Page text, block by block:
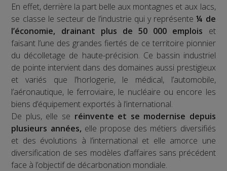
En effet, derrière la part belle aux montagnes et aux lacs,
se classe le secteur de l’industrie qui y représente¼ de
l’économie, drainant plus de 50 000 emplois et
faisant l’une des grandes fiertés de ce territoire pionnier
du décolletage de haute-précision. Ce bassin industriel
de pointe intervient dans des domaines aussi prestigieux
et variés que l’horlogerie, le médical, l’automobile,
l’aéronautique, le ferroviaire, le nucléaire ou encore les
biens d’équipement exportés à l’international.
De plus, elle se réinvente et se modernise depuis
plusieurs années, elle propose des métiers diversifiés
et des évolutions à l’international et elle amorce une
diversification de ses modèles d’affaires sans précédent
face à l’objectif de décarbonation mondiale.